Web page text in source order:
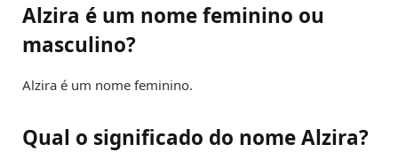
Alzira é um nome feminino ou
masculino?
Alzira é um nome feminino.
Qual o significado do nome Alzira?